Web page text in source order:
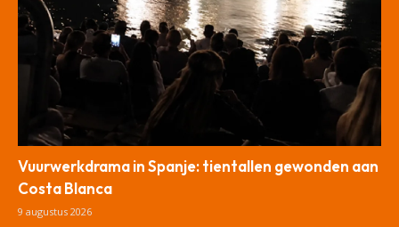
Vuurwerkdrama in Spanje: tientallen gewonden aan
Costa Blanca
9 augustus 2026